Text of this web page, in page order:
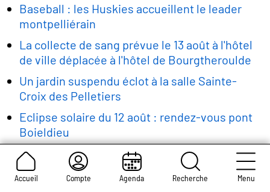
Accueil Compte Agenda Recherche Menu
Baseball : les Huskies accueillent le leader
montpelliérain
La collecte de sang prévue le 13 août à l'hôtel
de ville déplacée à l'hôtel de Bourgtheroulde
Un jardin suspendu éclot à la salle Sainte-
Croix des Pelletiers
Eclipse solaire du 12 août : rendez-vous pont
Boieldieu
Football : avec Cannes, le FC Rouen, se met
en marche